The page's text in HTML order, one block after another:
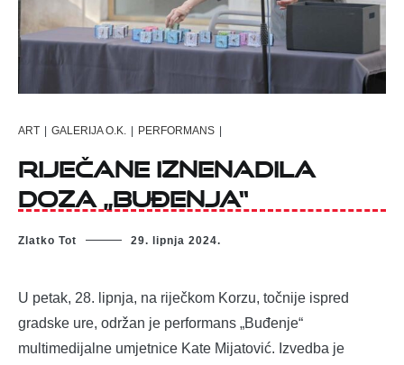
ART | GALERIJA O.K. | PERFORMANS |
Riječane iznenadila
doza „Buđenja“
Zlatko Tot 29. lipnja 2024.
U petak, 28. lipnja, na riječkom Korzu, točnije ispred
gradske ure, održan je performans „Buđenje“
multimedijalne umjetnice Kate Mijatović. Izvedba je